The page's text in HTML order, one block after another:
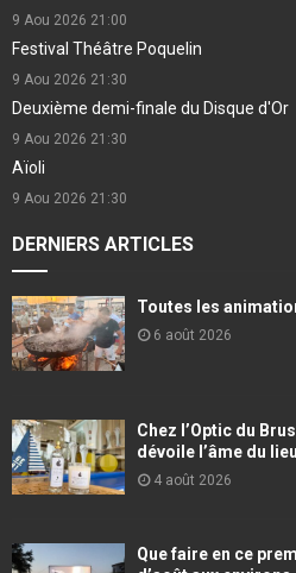
9 Aou 2026 21:00
Festival Théâtre Poquelin
9 Aou 2026 21:30
Deuxième demi-finale du Disque d'Or
9 Aou 2026 21:30
Aïoli
9 Aou 2026 21:30
DERNIERS ARTICLES
Toutes les
6 août 2026
Chez l’Optic du
dévoile l’âme du lieu
4 août 2026
Que faire en ce